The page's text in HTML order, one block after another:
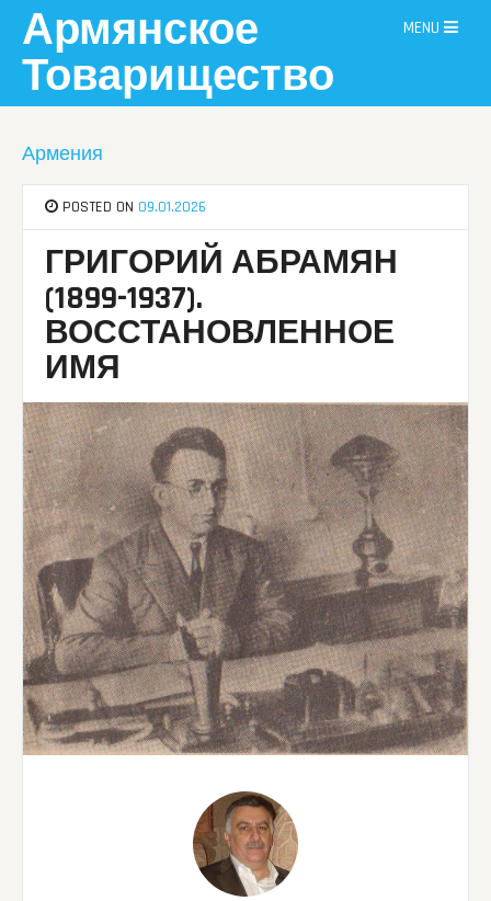
content
Армянское
Товарищество
MENU
Армения
POSTED ON 09.01.2026
ГРИГОРИЙ АБРАМЯН
(1899-1937).
ВОССТАНОВЛЕННОЕ
ИМЯ